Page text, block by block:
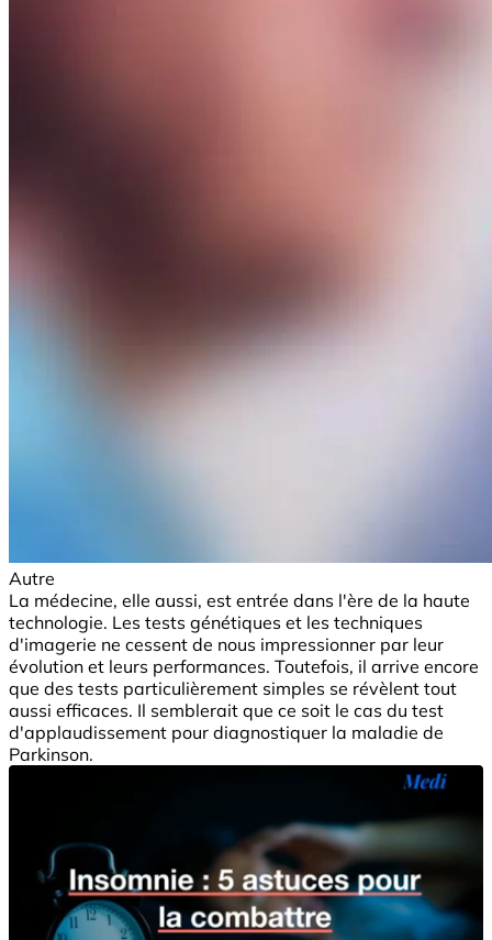
Autre
La médecine, elle aussi, est entrée dans l'ère de la haute
technologie. Les tests génétiques et les techniques
d'imagerie ne cessent de nous impressionner par leur
évolution et leurs performances. Toutefois, il arrive encore
que des tests particulièrement simples se révèlent tout
aussi efficaces. Il semblerait que ce soit le cas du test
d'applaudissement pour diagnostiquer la maladie de
Parkinson.